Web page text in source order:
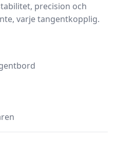
precision och
varje tangentkopplig.